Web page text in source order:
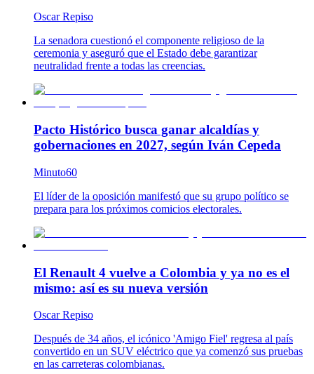
Oscar Repiso
La senadora cuestionó el componente religioso de la
ceremonia y aseguró que el Estado debe garantizar
neutralidad frente a todas las creencias.
Pacto Histórico busca ganar alcaldías y
gobernaciones en 2027, según Iván Cepeda
Minuto60
El líder de la oposición manifestó que su grupo político se
prepara para los próximos comicios electorales.
El Renault 4 vuelve a Colombia y ya no es el
mismo: así es su nueva versión
Oscar Repiso
Después de 34 años, el icónico 'Amigo Fiel' regresa al país
convertido en un SUV eléctrico que ya comenzó sus pruebas
en las carreteras colombianas.